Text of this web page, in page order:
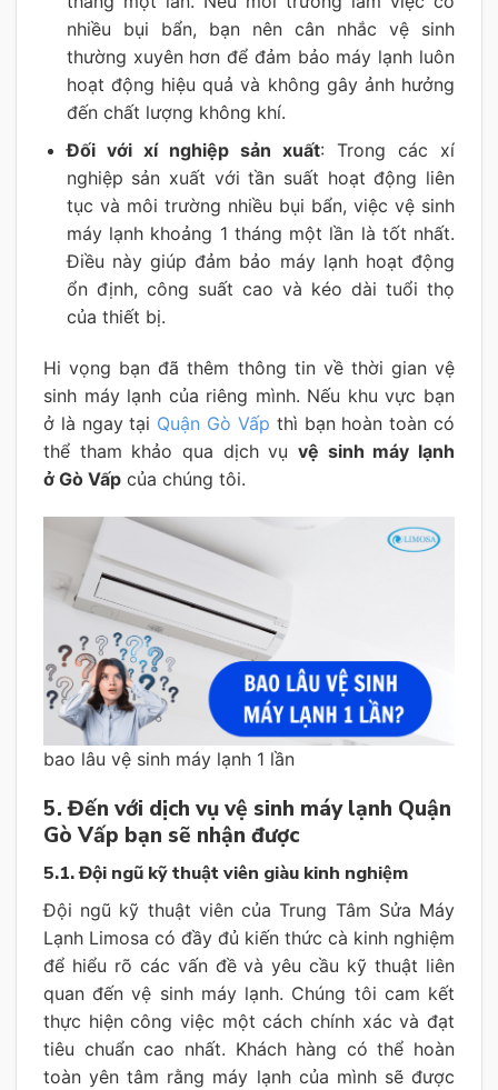
nhiều bụi bẩn, bạn nên cân nhắc vệ sinh
thường xuyên hơn để đảm bảo máy lạnh luôn
hoạt động hiệu quả và không gây ảnh hưởng
đến chất lượng không khí.
Đối với xí nghiệp sản xuất: Trong các xí
nghiệp sản xuất với tần suất hoạt động liên
tục và môi trường nhiều bụi bẩn, việc vệ sinh
máy lạnh khoảng 1 tháng một lần là tốt nhất.
Điều này giúp đảm bảo máy lạnh hoạt động
ổn định, công suất cao và kéo dài tuổi thọ
của thiết bị.
Hi vọng bạn đã thêm thông tin về thời gian vệ
sinh máy lạnh của riêng mình. Nếu khu vực bạn
ở là ngay tại Quận Gò Vấp thì bạn hoàn toàn có
thể tham khảo qua dịch vụ vệ sinh máy lạnh
ở Gò Vấp của chúng tôi.
bao lâu vệ sinh máy lạnh 1 lần
5. Đến với dịch vụ vệ sinh máy lạnh Quận
Gò Vấp bạn sẽ nhận được
5.1. Đội ngũ kỹ thuật viên giàu kinh nghiệm
Đội ngũ kỹ thuật viên của Trung Tâm Sửa Máy
Lạnh Limosa có đầy đủ kiến thức cà kinh nghiệm
để hiểu rõ các vấn đề và yêu cầu kỹ thuật liên
quan đến vệ sinh máy lạnh. Chúng tôi cam kết
thực hiện công việc một cách chính xác và đạt
tiêu chuẩn cao nhất. Khách hàng có thể hoàn
toàn yên tâm rằng máy lạnh của mình sẽ được